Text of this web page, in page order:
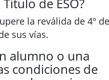
la reválida de 4º de
sus vías.
alumno o una
condiciones de